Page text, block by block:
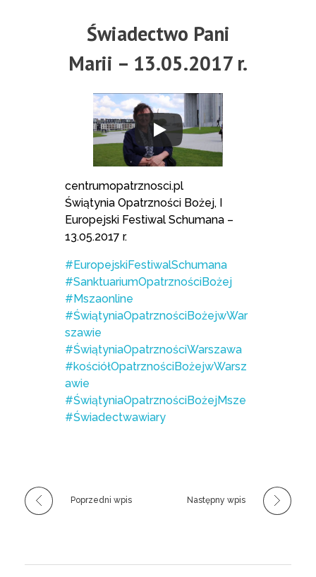
Świadectwo Pani
Marii – 13.05.2017 r.
centrumopatrznosci.pl
Świątynia Opatrzności Bożej, I
Europejski Festiwal Schumana –
13.05.2017 r.
#EuropejskiFestiwalSchumana
#SanktuariumOpatrznościBożej
#Mszaonline
#ŚwiątyniaOpatrznościBożejwWar
szawie
#ŚwiątyniaOpatrznościWarszawa
#kościółOpatrznościBożejwWarsz
awie
#ŚwiątyniaOpatrznościBożejMsze
#Świadectwawiary
Poprzedni wpis Następny wpis